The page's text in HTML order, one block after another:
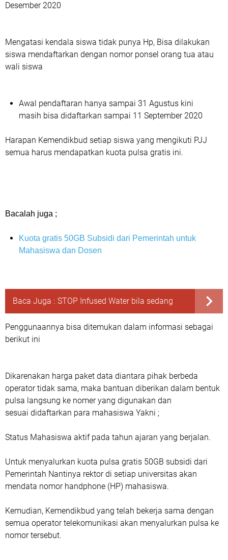
Desember 2020
Mengatasi kendala siswa tidak punya Hp, Bisa dilakukan
siswa mendaftarkan dengan nomor ponsel orang tua atau
wali siswa
Awal pendaftaran hanya sampai 31 Agustus kini
masih bisa didaftarkan sampai 11 September 2020
Harapan Kemendikbud setiap siswa yang mengikuti PJJ
semua harus mendapatkan kuota pulsa gratis ini.
Bacalah juga ;
Kuota gratis 50GB Subsidi dari Pemerintah untuk
Mahasiswa dan Dosen
Baca Juga : STOP Infused Water bila sedang
Penggunaannya bisa ditemukan dalam informasi sebagai
berikut ini
Dikarenakan harga paket data diantara pihak berbeda
operator tidak sama, maka bantuan diberikan dalam bentuk
pulsa langsung ke nomer yang digunakan dan
sesuai didaftarkan para mahasiswa Yakni ;
Status Mahasiswa aktif pada tahun ajaran yang berjalan.
Untuk menyalurkan kuota pulsa gratis 50GB subsidi dari
Pemerintah Nantinya rektor di setiap universitas akan
mendata nomor handphone (HP) mahasiswa.
Kemudian, Kemendikbud yang telah bekerja sama dengan
semua operator telekomunikasi akan menyalurkan pulsa ke
nomor tersebut.